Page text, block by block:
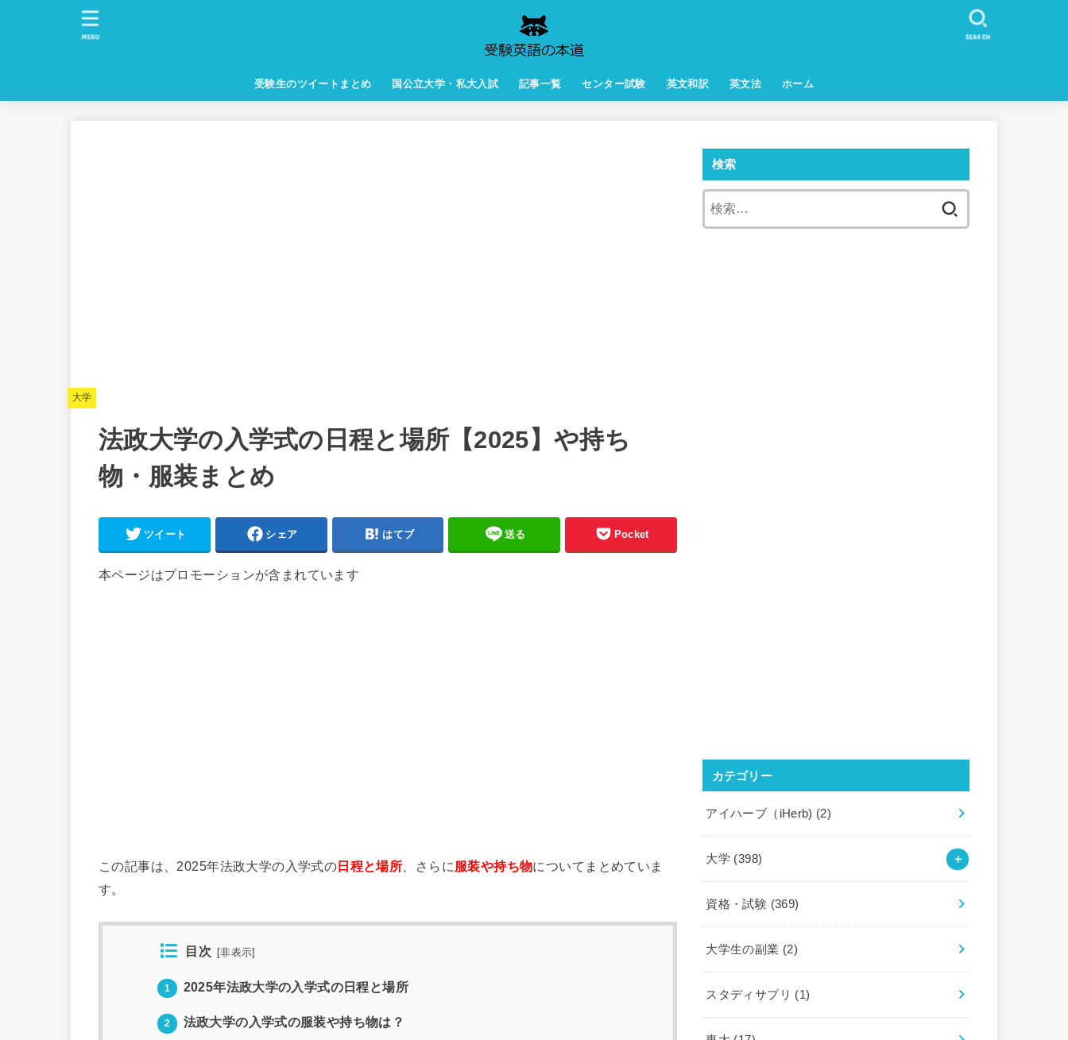
受験生のツイートまとめ 国公立大学・私大入試 記事一覧 センター試験 英文和訳 英文法 ホーム
SEARCH
MENU
大学
法政大学の入学式の日程と場所【2025】や持ち
物・服装まとめ
ツイート シェア はてブ 送る Pocket
本ページはプロモーションが含まれています
この記事は、2025年法政大学の入学式の日程と場所 、さらに服装や持ち物についてまとめていま
す。
目次 [非表示
1 2025年法政大学の入学式の日程と場所
2 法政大学の入学式の服装や持ち物は？
検索
カテゴリー
アイハーブ（iHerb) (2)
大学 (398)
資格・試験 (369)
大学生の副業 (2)
スタディサプリ (1)